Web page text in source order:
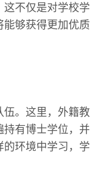
不仅是对学校学
够获得更加优质
伍。这里，外籍教
持有博士学位，并
的环境中学习，学